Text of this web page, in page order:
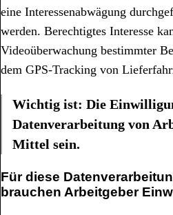
eine Interessenabwägung
werden. Berechtigtes Interesse
Videoüberwachung bestimmter
dem GPS-Tracking von
Wichtig ist: Die
Datenverarbeitung von
Mittel sein.
Für diese
brauchen Arbeitgeber